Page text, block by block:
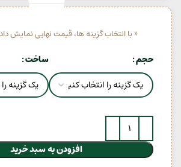
« با انتخاب گزینه ها، قیمت نهایی نمایش
حجم ساخت
افزودن به سبد خرید